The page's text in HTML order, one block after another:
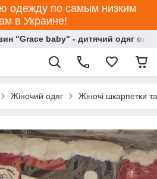
одежду по самым низким
в Украине!
"Grace baby" - дитячий одяг
Жіночий одяг Жіночі шкарпетки